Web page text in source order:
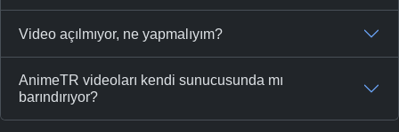
Video açılmıyor, ne yapmalıyım?
AnimeTR videoları kendi sunucusunda mı
barındırıyor?